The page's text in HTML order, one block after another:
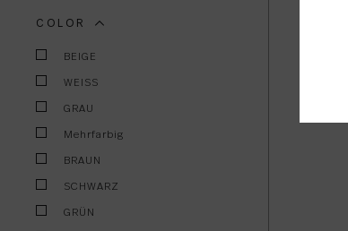
COLOR
BEIGE
WEISS
GRAU
Mehrfarbig
BRAUN
SCHWARZ
GRÜN